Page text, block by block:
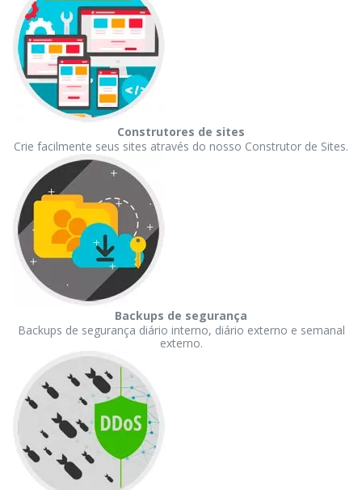
Construtores de sites
Crie facilmente seus sites através do nosso Construtor de Sites.
Backups de segurança
Backups de segurança diário interno, diário externo e semanal
externo.